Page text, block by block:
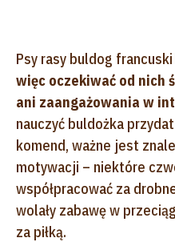
Psy rasy buldog
więc oczekiwać od nich
ani zaangażowania w
nauczyć buldożka
komend, ważne jest
motywacji – niektóre
współpracować za
wolały zabawę w
za piłką.